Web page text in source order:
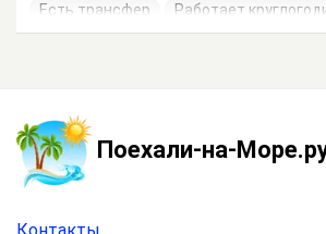
Есть трансфер
Работает
Поехали-на-